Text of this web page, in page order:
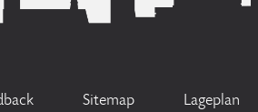
Sitemap Lageplan